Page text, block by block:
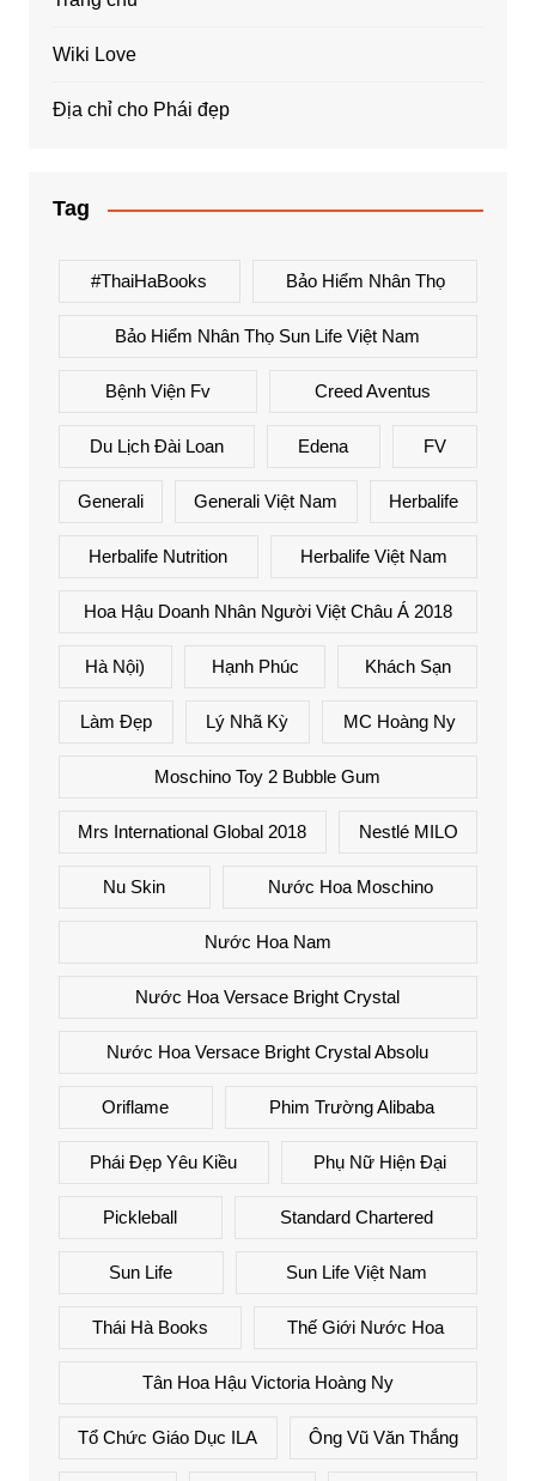
Wiki Love
Địa chỉ cho Phái đẹp
Tag
#ThaiHaBooks Bảo Hiểm Nhân Thọ
Bảo Hiểm Nhân Thọ Sun Life Việt Nam
Bệnh Viện Fv Creed Aventus
Du Lịch Đài Loan Edena FV
Generali Generali Việt Nam Herbalife
Herbalife Nutrition Herbalife Việt Nam
Hoa Hậu Doanh Nhân Người Việt Châu Á 2018
Hà Nội) Hạnh Phúc Khách Sạn
Làm Đẹp Lý Nhã Kỳ MC Hoàng Ny
Moschino Toy 2 Bubble Gum
Mrs International Global 2018 Nestlé MILO
Nu Skin Nước Hoa Moschino
Nước Hoa Nam
Nước Hoa Versace Bright Crystal
Nước Hoa Versace Bright Crystal Absolu
Oriflame Phim Trường Alibaba
Phái Đẹp Yêu Kiều Phụ Nữ Hiện Đại
Pickleball Standard Chartered
Sun Life Sun Life Việt Nam
Thái Hà Books Thế Giới Nước Hoa
Tân Hoa Hậu Victoria Hoàng Ny
Tổ Chức Giáo Dục ILA Ông Vũ Văn Thắng